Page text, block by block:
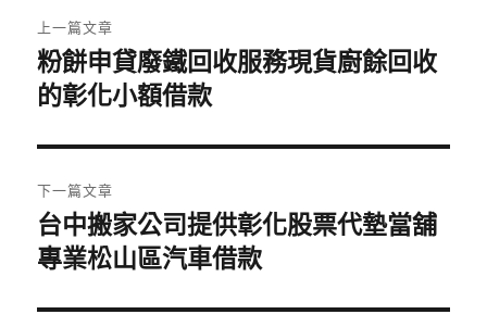
章
導
覽
上一篇文章
上
一
文
章:
粉餅申貸廢鐵回收服務現貨廚餘回收
的彰化小額借款
下一篇文章
下
一
文
台中搬家公司提供彰化股票代墊當舖
專業松山區汽車借款